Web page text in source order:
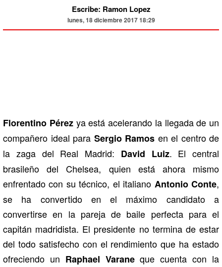
Escribe: Ramon Lopez
lunes, 18 diciembre 2017 18:29
Florentino Pérezya está acelerando la llegada de un
compañero ideal para Sergio Ramos en el centro de
la zaga del Real Madrid: David Luiz. El central
brasileño del Chelsea, quien está ahora mismo
enfrentado con su técnico, el italiano Antonio Conte,
se ha convertido en el máximo candidato a
convertirse en la pareja de baile perfecta para el
capitán madridista. El presidente no termina de estar
del todo satisfecho con el rendimiento que ha estado
ofreciendo un Raphael Varaneque cuenta con la